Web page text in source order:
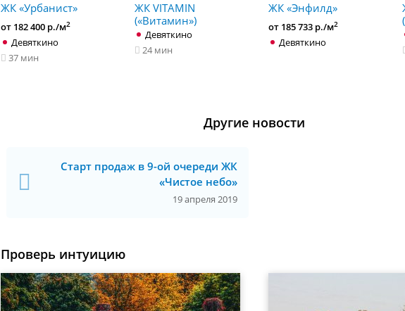
ЖК «Урбанист»
от 182 400 р./м2
Девяткино
37 мин
ЖК VITAMIN
(«Витамин»)
Девяткино
24 мин
ЖК «Энфилд»
от 185 733 р./м2
Девяткино
Другие новости
Старт продаж в 9-ой очереди ЖК
«Чистое небо»
19 апреля 2019
Проверь интуицию